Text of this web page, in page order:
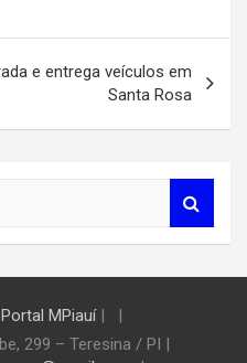
e entrega veículos em
Santa Rosa
Portal MPiauí|
299 – Teresina / PI |